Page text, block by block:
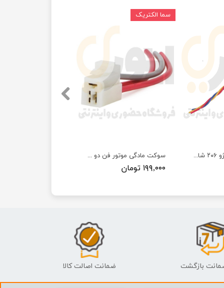
سوکت مادگی موتور فن دو دور پراید سوکت سما الکتریک
۱۹۹,۰۰۰ تومان
سما الکتریک
سوکت ۳ فیش پژو ۲۰۶ شاهو سوکت
ضمانت اصالت کالا